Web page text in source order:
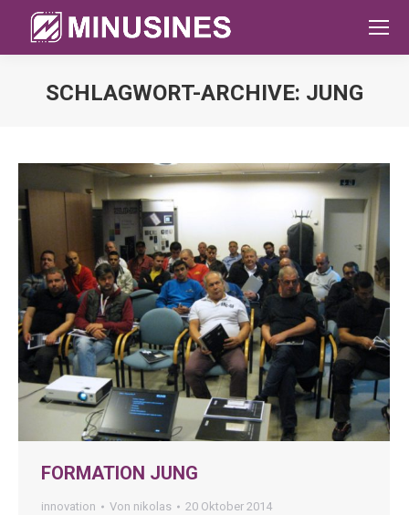
SCHLAGWORT-ARCHIVE: JUNG
FORMATION JUNG
innovation Von nikolas 20 Oktober 2014